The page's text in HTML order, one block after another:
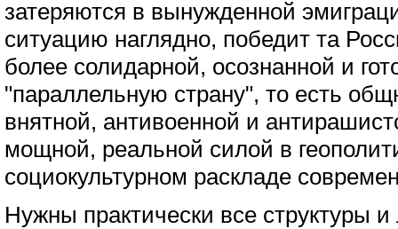
затеряются в вынужденной
ситуацию наглядно, победит та
более солидарной, осознанной и
"параллельную страну", то есть
внятной, антивоенной и
мощной, реальной силой в
социокультурном раскладе
Нужны практически все структуры